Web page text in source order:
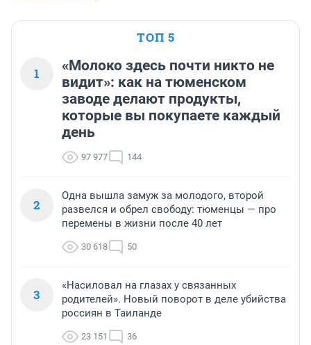
ТОП 5
1
«Молоко здесь почти никто не
видит»: как на тюменском
заводе делают продукты,
которые вы покупаете каждый
день
97 977 144
2
Одна вышла замуж за молодого, второй
развелся и обрел свободу: тюменцы — про
перемены в жизни после 40 лет
30 618 50
3
«Насиловал на глазах у связанных
родителей». Новый поворот в деле убийства
россиян в Таиланде
23 151 36